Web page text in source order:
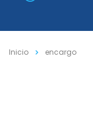
Inicio encargo